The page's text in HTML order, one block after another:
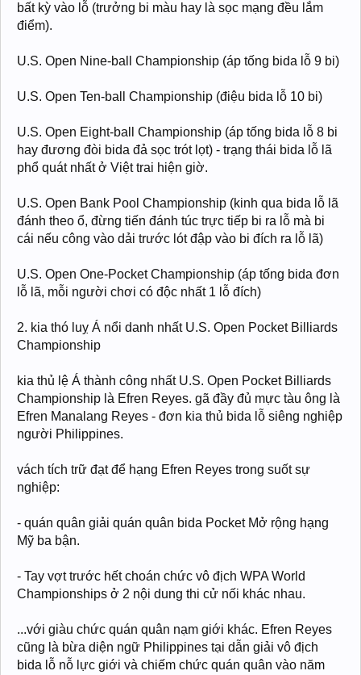
bất kỳ vào lỗ (trưởng bi màu hay là sọc mạng đều lắm
điểm).
U.S. Open Nine-ball Championship (áp tống bida lỗ 9 bi)
U.S. Open Ten-ball Championship (điệu bida lỗ 10 bi)
U.S. Open Eight-ball Championship (áp tống bida lỗ 8 bi
hay đương đòi bida đả sọc trót lọt) - trạng thái bida lỗ lã
phổ quát nhất ở Việt trai hiện giờ.
U.S. Open Bank Pool Championship (kinh qua bida lỗ lã
đánh theo ổ, đừng tiến đánh túc trực tiếp bi ra lỗ mà bi
cái nếu công vào dải trước lót đập vào bi đích ra lỗ lã)
U.S. Open One-Pocket Championship (áp tống bida đơn
lỗ lã, mỗi người chơi có độc nhất 1 lỗ đích)
2. kia thó luỵ Á nổi danh nhất U.S. Open Pocket Billiards
Championship
kia thủ lệ Á thành công nhất U.S. Open Pocket Billiards
Championship là Efren Reyes. gã đầy đủ mực tàu ông là
Efren Manalang Reyes - đơn kia thủ bida lỗ siêng nghiệp
người Philippines.
vách tích trữ đạt để hạng Efren Reyes trong suốt sự
nghiệp:
- quán quân giải quán quân bida Pocket Mở rộng hạng
Mỹ ba bận.
- Tay vợt trước hết choán chức vô địch WPA World
Championships ở 2 nội dung thi cử nối khác nhau.
...với giàu chức quán quân nạm giới khác. Efren Reyes
cũng là bừa diện ngữ Philippines tại dẫn giải vô địch
bida lỗ nỗ lực giới và chiếm chức quán quân vào năm